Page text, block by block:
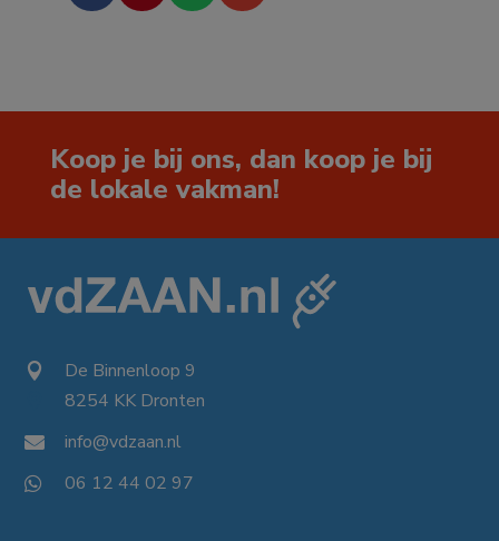
Koop je bij ons, dan koop je bij
de lokale vakman!
 De Binnenloop 9
8254 KK Dronten
 info@vdzaan.nl
 06 12 44 02 97